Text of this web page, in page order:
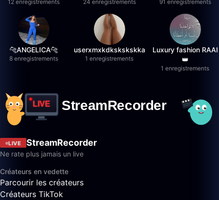
12 enregistrements 24 enregistrements 91 enregistrements
🐆ANGELICA🐆
8 enregistrements
userxmxkdkskskskka
1 enregistrements
Luxury fashion RAAI
👑
1 enregistrements
LIVE StreamRecorder
Ne rate plus jamais un live
Créateurs en vedette
Parcourir les créateurs
Créateurs TikTok